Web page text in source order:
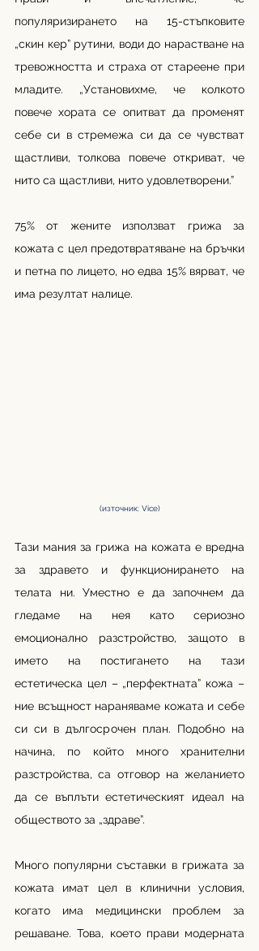
популяризирането на 15-стъпковите
„скин кер” рутини, води до нарастване на
тревожността и страха от стареене при
младите. „Установихме, че колкото
повече хората се опитват да променят
себе си в стремежа си да се чувстват
щастливи, толкова повече откриват, че
нито са щастливи, нито удовлетворени.”
75% от жените използват грижа за
кожата с цел предотвратяване на бръчки
и петна по лицето, но едва 15% вярват, че
има резултат налице.
(източник: Vice)
Тази мания за грижа на кожата е вредна
за здравето и функционирането на
телата ни. Уместно е да започнем да
гледаме на нея като сериозно
емоционално разстройство, защото в
името на постигането на тази
естетическа цел – „перфектната” кожа –
ние всъщност нараняваме кожата и себе
си си в дългосрочен план. Подобно на
начина, по който много хранителни
разстройства, са отговор на желанието
да се въплъти естетическият идеал на
обществото за „здраве”.
Много популярни съставки в грижата за
кожата имат цел в клинични условия,
когато има медицински проблем за
решаване. Това, което прави модерната